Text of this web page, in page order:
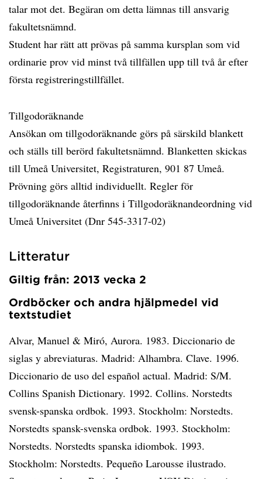
talar mot det. Begäran om detta lämnas till ansvarig
fakultetsnämnd.
Student har rätt att prövas på samma kursplan som vid
ordinarie prov vid minst två tillfällen upp till två år efter
första registreringstillfället.
Tillgodoräknande
Ansökan om tillgodoräknande görs på särskild blankett
och ställs till berörd fakultetsnämnd. Blanketten skickas
till Umeå Universitet, Registraturen, 901 87 Umeå.
Prövning görs alltid individuellt. Regler för
tillgodoräknande återfinns i Tillgodoräknandeordning vid
Umeå Universitet (Dnr 545-3317-02)
Litteratur
Giltig från: 2013 vecka 2
Ordböcker och andra hjälpmedel vid
textstudiet
Alvar, Manuel & Miró, Aurora. 1983. Diccionario de
siglas y abreviaturas. Madrid: Alhambra. Clave. 1996.
Diccionario de uso del español actual. Madrid: S/M.
Collins Spanish Dictionary. 1992. Collins. Norstedts
svensk-spanska ordbok. 1993. Stockholm: Norstedts.
Norstedts spansk-svenska ordbok. 1993. Stockholm:
Norstedts. Norstedts spanska idiombok. 1993.
Stockholm: Norstedts. Pequeño Larousse ilustrado.